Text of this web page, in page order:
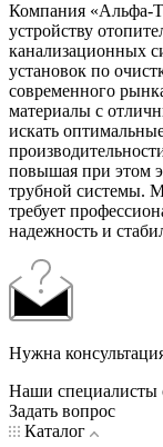
Компания «Альфа-
устройству
канализационных
установок по
современного
материалы с
искать
повышая при этом
трубной системы.
требует
надежность и
Нужна
Наши специалисты
Задать вопрос
Каталог